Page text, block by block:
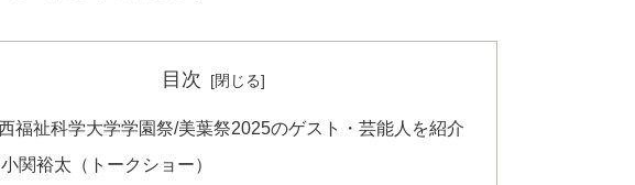
目次
福祉科学大学学園祭/美葉祭2025のゲスト・芸能人を紹介
小関裕太（トークショー）